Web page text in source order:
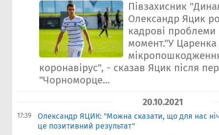
Півзахисник
Олександр Яцик
кадрові
момент."У
коронавірус", - сказав Яцик після
"Чорноморце...
20.10.2021
17:39
Олександр ЯЦИК: "Можна сказати, що для нас
це позитивний результат"